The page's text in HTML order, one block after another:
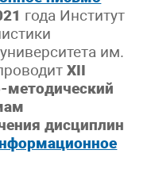
года Институт
им.
XII
методический
дисциплин